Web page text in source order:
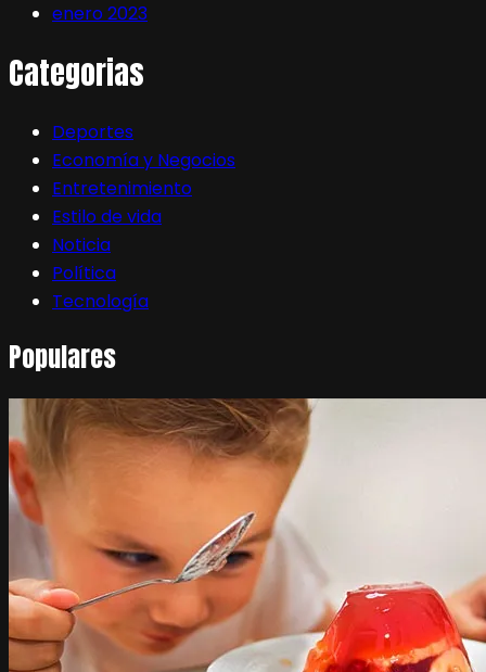
enero 2023
Categorias
Deportes
Economía y Negocios
Entretenimiento
Estilo de vida
Noticia
Política
Tecnología
Populares